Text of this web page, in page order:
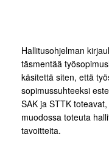
Hallitusohjelman
täsmentää
käsitettä siten, että
sopimussuhteeksi
SAK ja STTK
muodossa toteuta
tavoitteita.